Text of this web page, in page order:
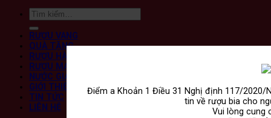
Điểm a Khoản 1 Điều 31 Nghị định 117/2020/
tin về rượu bia cho
Vui lòng cung
Tìm
kiếm:
RƯỢU VANG
QUÀ TẶNG
RƯỢU HÀN
RƯỢU MẠNH
NƯỚC GIẢI KHÁT
GIỚI THIỆU
TIN TỨC
LIÊN HỆ